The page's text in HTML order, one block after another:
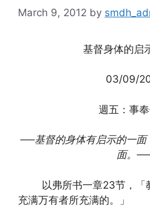
March 9, 2012 by
基督身体的启
03/09/
週五：事
──基督的身体有启示的一
面。
以弗所书一章23节，「
充满万有者所充满的。」